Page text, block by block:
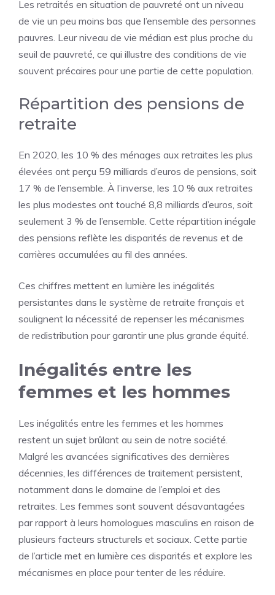
Les retraités en situation de pauvreté ont un niveau
de vie un peu moins bas que l’ensemble des personnes
pauvres. Leur niveau de vie médian est plus proche du
seuil de pauvreté, ce qui illustre des conditions de vie
souvent précaires pour une partie de cette population.
Répartition des pensions de
retraite
En 2020, les 10 % des ménages aux retraites les plus
élevées ont perçu 59 milliards d’euros de pensions, soit
17 % de l’ensemble. À l’inverse, les 10 % aux retraites
les plus modestes ont touché 8,8 milliards d’euros, soit
seulement 3 % de l’ensemble. Cette répartition inégale
des pensions reflète les disparités de revenus et de
carrières accumulées au fil des années.
Ces chiffres mettent en lumière les inégalités
persistantes dans le système de retraite français et
soulignent la nécessité de repenser les mécanismes
de redistribution pour garantir une plus grande équité.
Inégalités entre les
femmes et les hommes
Les inégalités entre les femmes et les hommes
restent un sujet brûlant au sein de notre société.
Malgré les avancées significatives des dernières
décennies, les différences de traitement persistent,
notamment dans le domaine de l’emploi et des
retraites. Les femmes sont souvent désavantagées
par rapport à leurs homologues masculins en raison de
plusieurs facteurs structurels et sociaux. Cette partie
de l’article met en lumière ces disparités et explore les
mécanismes en place pour tenter de les réduire.